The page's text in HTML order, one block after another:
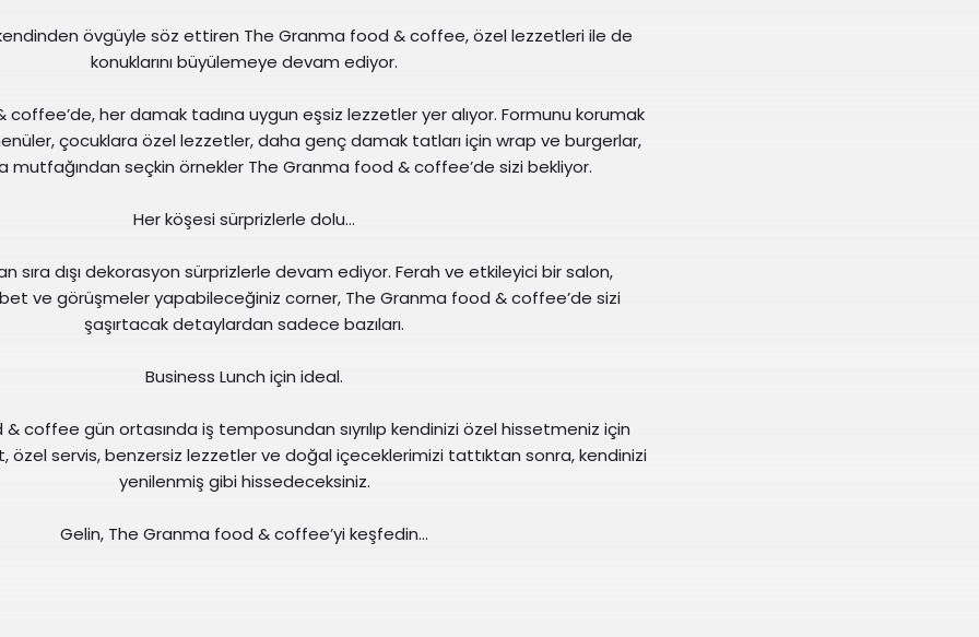
kendinden övgüyle söz ettiren The Granma food & coffee, özel lezzetleri ile de
konuklarını büyülemeye devam ediyor.
her damak tadına uygun eşsiz lezzetler yer alıyor. Formunu korumak
çocuklara özel lezzetler, daha genç damak tatları için wrap ve burgerlar,
mutfağından seçkin örnekler The Granma food & coffee’de sizi bekliyor.
Her köşesi sürprizlerle dolu…
sıra dışı dekorasyon sürprizlerle devam ediyor. Ferah ve etkileyici bir salon,
ve görüşmeler yapabileceğiniz corner, The Granma food & coffee’de sizi
şaşırtacak detaylardan sadece bazıları.
Business Lunch için ideal.
coffee gün ortasında iş temposundan sıyrılıp kendinizi özel hissetmeniz için
özel servis, benzersiz lezzetler ve doğal içeceklerimizi tattıktan sonra, kendinizi
yenilenmiş gibi hissedeceksiniz.
Gelin, The Granma food & coffee’yi keşfedin…